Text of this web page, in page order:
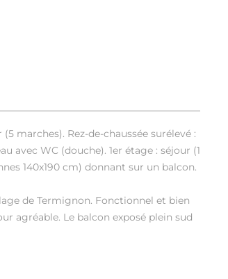
marches). Rez-de-chaussée surélevé :
avec WC (douche). 1er étage : séjour (1
140x190 cm) donnant sur un balcon.
de Termignon. Fonctionnel et bien
agréable. Le balcon exposé plein sud